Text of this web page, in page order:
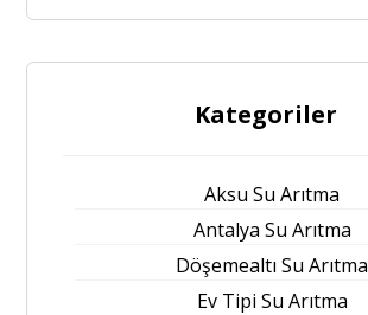
Kategoriler
Aksu Su Arıtma
Antalya Su Arıtma
Döşemealtı Su Arıtma
Ev Tipi Su Arıtma